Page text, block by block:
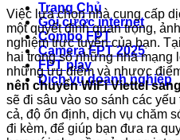
Trang Chủ
Gói cước internet
Combo FPT
Camera FPT 2025
FPT play
Dịch vụ doanh nghiệp
Việc lựa chọn nhà cung cấp
một quyết định quan trọng,
nghiệm trực tuyến của bạn.
hai trong số những nhà mạng
những ưu điểm và nhược
nên chuyển WiFi Viettel
sẽ đi sâu vào so sánh các
cả, độ ổn định, dịch vụ chăm
đi kèm, để giúp bạn đưa ra